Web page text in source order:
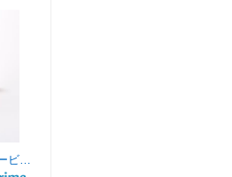
Ceylon Family ジンジャービスケット アーモンド 85g×12個